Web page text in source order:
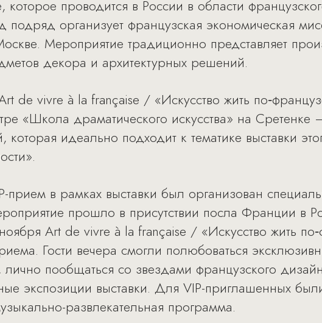
которое проводится в России в области
подряд организует французская экономическая
Мероприятие традиционно представляет
декора и архитектурных решений.
de vivre à la française / «Искусство жить
«Школа драматического искусства» на
которая идеально подходит к тематике выставки
прием в рамках выставки был организован
прошло в присутствии посла Франции в
Art de vivre à la française / «Искусство жить
Гости вечера смогли полюбоваться
пообщаться со звездами французского
экспозиции выставки. Для VIP-приглашенных
развлекательная программа.